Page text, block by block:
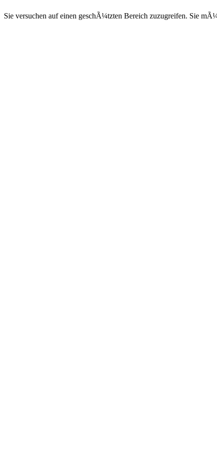
Sie versuchen auf einen geschÃ¼tzten Bereich zuzugreifen. Sie